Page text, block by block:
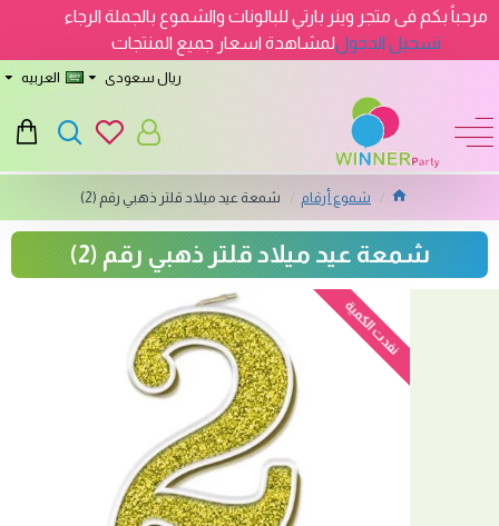
مرحباً بكم فى متجر وينر بارتي للبالونات والشموع بالجملة الرجاء
تسجيل الدخوللمشاهدة اسعار جميع المنتجات
ريال سعودى العربيه
شموع أرقام شمعة عيد ميلاد قلتر ذهبي رقم (2)
شمعة عيد ميلاد قلتر ذهبي رقم (2)
نفدت الكمية